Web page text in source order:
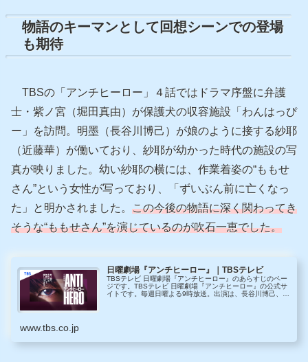
物語のキーマンとして回想シーンでの登場
も期待
TBSの「アンチヒーロー」４話ではドラマ序盤に弁護
士・紫ノ宮（堀田真由）が保護犬の収容施設「わんはっぴ
ー」を訪問。明墨（長谷川博己）が娘のように接する紗耶
（近藤華）が働いており、紗耶が幼かった時代の施設の写
真が映りました。幼い紗耶の横には、作業着姿の“ももせ
さん”という女性が写っており、「ずいぶん前に亡くなっ
た」と明かされました。 この今後の物語に深く関わってき
そうな“ももせさん”を演じているのが吹石一恵でした。
日曜劇場『アンチヒーロー』｜TBSテレビ
TBSテレビ 日曜劇場『アンチヒーロー』のあらすじのペー
ジです。TBSテレビ 日曜劇場『アンチヒーロー』の公式サ
イトです。毎週日曜よる9時放送。出演は、長谷川博己、北
www.tbs.co.jp